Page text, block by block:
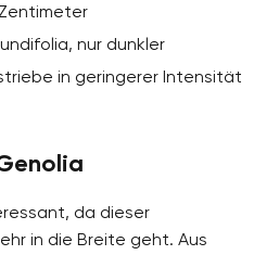
nur dunkler
in geringerer Intensität
da dieser
in die Breite geht. Aus